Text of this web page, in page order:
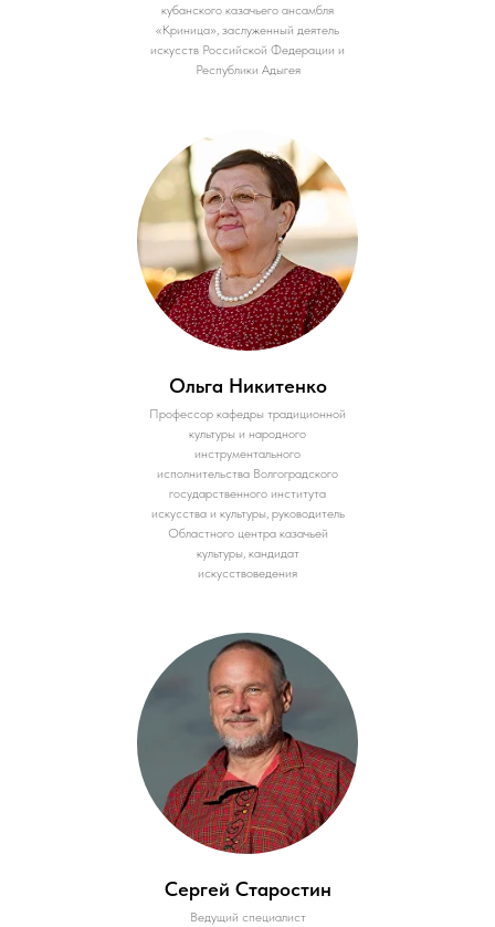
кубанского казачьего ансамбля
«Криница», заслуженный деятель
искусств Российской Федерации и
Республики Адыгея
Ольга Никитенко
Профессор кафедры традиционной
культуры и народного
инструментального
исполнительства Волгоградского
государственного института
искусства и культуры, руководитель
Областного центра казачьей
культуры, кандидат
искусствоведения
Сергей Старостин
Ведущий специалист